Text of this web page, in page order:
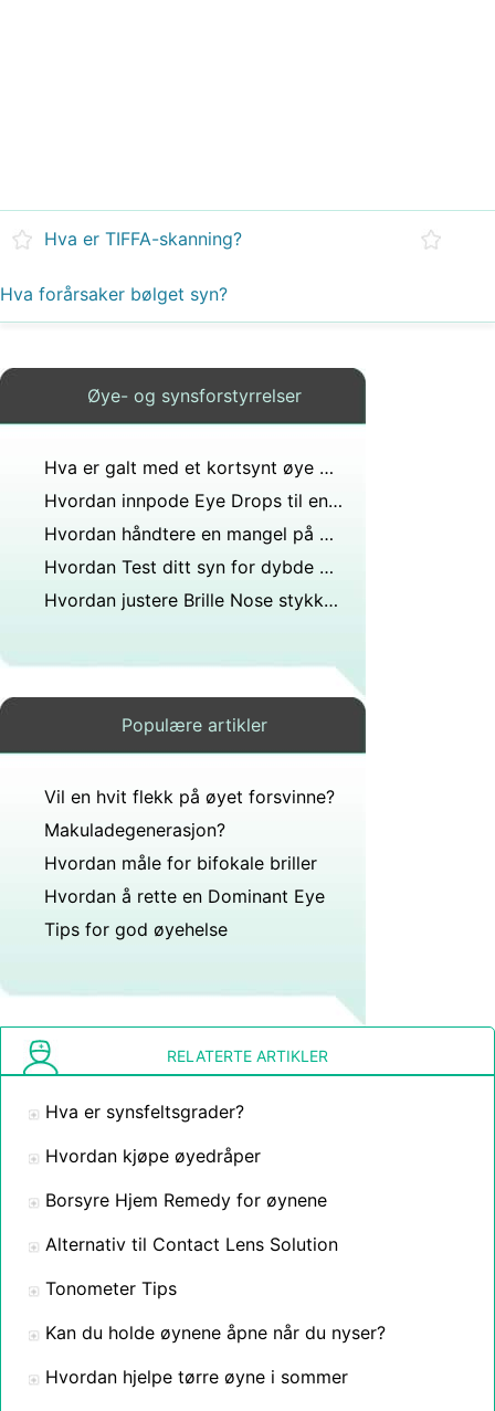
Hva er TIFFA-skanning?
Hva forårsaker bølget syn?
Øye- og synsforstyrrelser
Hva er galt med et kortsynt øye og hvordan kan det kompenseres?
Hvordan innpode Eye Drops til en pasient
Hvordan håndtere en mangel på dybdesyn
Hvordan Test ditt syn for dybde og hastighet Perception
Hvordan justere Brille Nose stykker som er for nær Face
Populære artikler
Vil en hvit flekk på øyet forsvinne?
Makuladegenerasjon?
Hvordan måle for bifokale briller
Hvordan å rette en Dominant Eye
Tips for god øyehelse
RELATERTE ARTIKLER
Hva er synsfeltsgrader?
Hvordan kjøpe øyedråper
Borsyre Hjem Remedy for øynene
Alternativ til Contact Lens Solution
Tonometer Tips
Kan du holde øynene åpne når du nyser?
Hvordan hjelpe tørre øyne i sommer